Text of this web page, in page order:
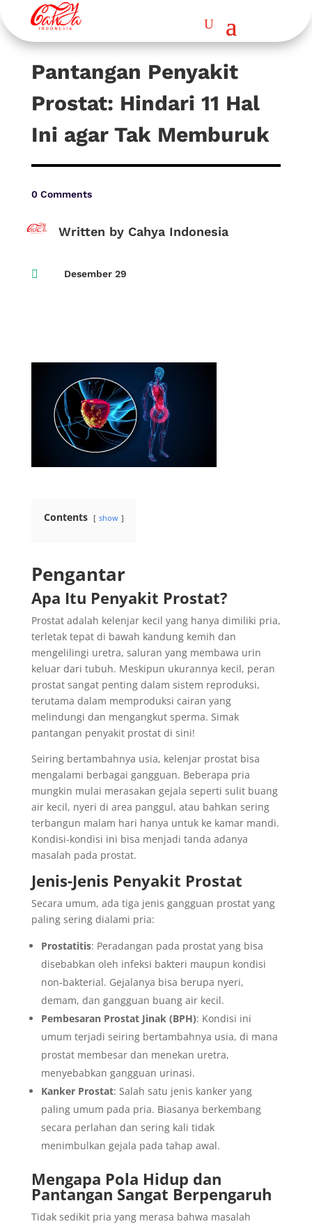
Pantangan Penyakit
Prostat: Hindari 11 Hal
Ini agar Tak Memburuk
0 Comments
Written by Cahya Indonesia
 Desember 29
Contents show
Pengantar
Apa Itu Penyakit Prostat?
Prostat adalah kelenjar kecil yang hanya dimiliki pria,
terletak tepat di bawah kandung kemih dan
mengelilingi uretra, saluran yang membawa urin
keluar dari tubuh. Meskipun ukurannya kecil, peran
prostat sangat penting dalam sistem reproduksi,
terutama dalam memproduksi cairan yang
melindungi dan mengangkut sperma. Simak
pantangan penyakit prostat di sini!
Seiring bertambahnya usia, kelenjar prostat bisa
mengalami berbagai gangguan. Beberapa pria
mungkin mulai merasakan gejala seperti sulit buang
air kecil, nyeri di area panggul, atau bahkan sering
terbangun malam hari hanya untuk ke kamar mandi.
Kondisi-kondisi ini bisa menjadi tanda adanya
masalah pada prostat.
Jenis-Jenis Penyakit Prostat
Secara umum, ada tiga jenis gangguan prostat yang
paling sering dialami pria:
Prostatitis: Peradangan pada prostat yang bisa
disebabkan oleh infeksi bakteri maupun kondisi
non-bakterial. Gejalanya bisa berupa nyeri,
demam, dan gangguan buang air kecil.
Pembesaran Prostat Jinak (BPH): Kondisi ini
umum terjadi seiring bertambahnya usia, di mana
prostat membesar dan menekan uretra,
menyebabkan gangguan urinasi.
Kanker Prostat: Salah satu jenis kanker yang
paling umum pada pria. Biasanya berkembang
secara perlahan dan sering kali tidak
menimbulkan gejala pada tahap awal.
Mengapa Pola Hidup dan
Pantangan Sangat Berpengaruh
Tidak sedikit pria yang merasa bahwa masalah